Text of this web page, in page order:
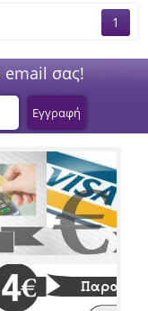
1
email σας!